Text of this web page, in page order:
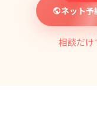
ネット
相談だけ